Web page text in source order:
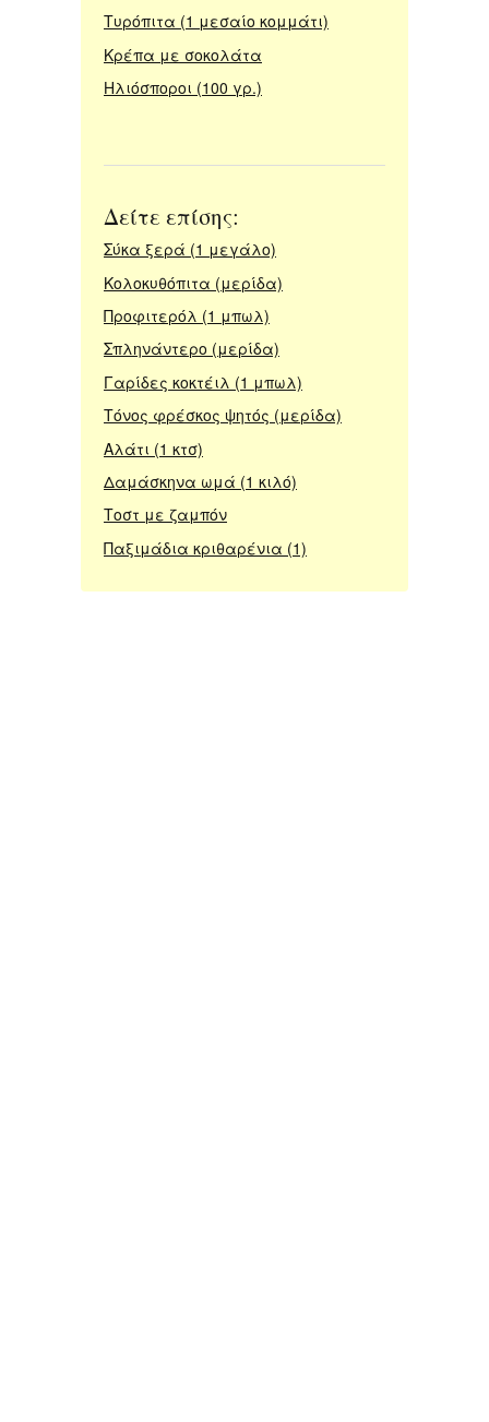
Τυρόπιτα (1 μεσαίο κομμάτι)
Κρέπα με σοκολάτα
Ηλιόσποροι (100 γρ.)
Δείτε επίσης:
Σύκα ξερά (1 μεγάλο)
Κολοκυθόπιτα (μερίδα)
Προφιτερόλ (1 μπωλ)
Σπληνάντερο (μερίδα)
Γαρίδες κοκτέιλ (1 μπωλ)
Τόνος φρέσκος ψητός (μερίδα)
Αλάτι (1 κτσ)
Δαμάσκηνα ωμά (1 κιλό)
Τοστ με ζαμπόν
Παξιμάδια κριθαρένια (1)